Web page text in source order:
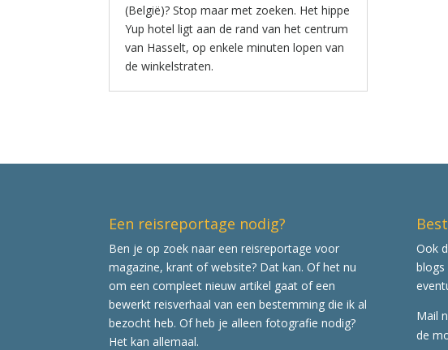
(België)? Stop maar met zoeken. Het hippe
Yup hotel ligt aan de rand van het centrum
van Hasselt, op enkele minuten lopen van
de winkelstraten.
Een reisreportage nodig?
Ben je op zoek naar een reisreportage voor
magazine, krant of website? Dat kan. Of het nu
om een compleet nieuw artikel gaat of een
bewerkt reisverhaal van een bestemming die ik al
bezocht heb. Of heb je alleen fotografie nodig?
Het kan allemaal.
Ook
blogs
Mail
de